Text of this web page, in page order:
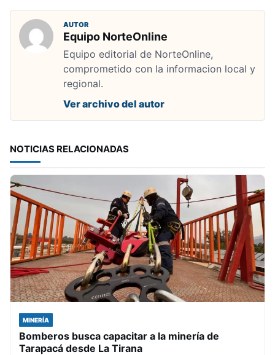
AUTOR
Equipo NorteOnline
Equipo editorial de NorteOnline,
comprometido con la informacion local y
regional.
Ver archivo del autor
NOTICIAS RELACIONADAS
MINERÍA
Bomberos busca capacitar a la minería de
Tarapacá desde La Tirana